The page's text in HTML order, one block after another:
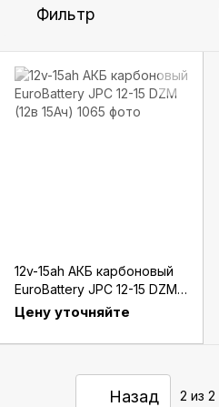
Фильтр
12v-15ah АКБ карбоновый
EuroBattery JPC 12-15 DZM
(12в 15Ач)
Цену уточняйте
Назад 2 из 2